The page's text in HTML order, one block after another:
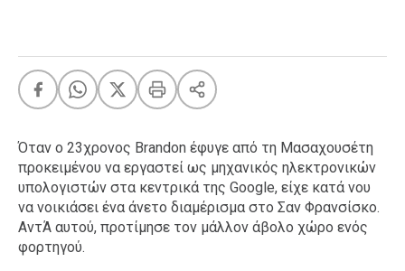
A-List LGBTQI+
LIFE
Όταν ο 23χρονος Brandon έφυγε από τη Μασαχουσέτη
προκειμένου να εργαστεί ως μηχανικός ηλεκτρονικών
υπολογιστών στα κεντρικά της Google, είχε κατά νου
να νοικιάσει ένα άνετο διαμέρισμα στο Σαν Φρανσίσκο.
ΑντΆ αυτού, προτίμησε τον μάλλον άβολο χώρο ενός
φορτηγού.